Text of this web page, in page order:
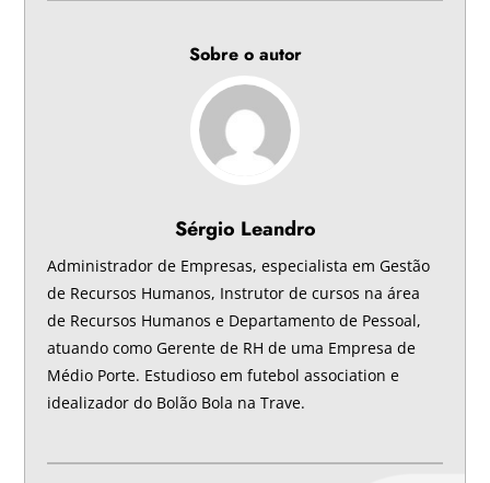
Sobre o autor
Sérgio Leandro
Administrador de Empresas, especialista em Gestão
de Recursos Humanos, Instrutor de cursos na área
de Recursos Humanos e Departamento de Pessoal,
atuando como Gerente de RH de uma Empresa de
Médio Porte. Estudioso em futebol association e
idealizador do Bolão Bola na Trave.